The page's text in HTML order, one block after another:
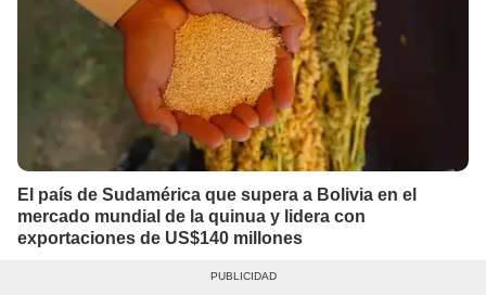
El país de Sudamérica que supera a Bolivia en el
mercado mundial de la quinua y lidera con
exportaciones de US$140 millones